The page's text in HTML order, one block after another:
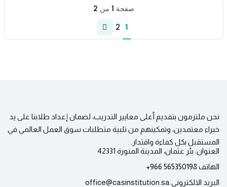
صفحة 1 من 2
1
2
نحن ملتزمون بتقديم أعلى معايير التدريب، لضمان إعداد طلابنا على يد
خبراء معتمدين، وتمكينهم من تلبية متطلبات سوق العمل العالمي في
المستقبل بكل كفاءة واقتدار.
العنوان: بئر عثمان، المدينة المنورة 42331
الهاتف 565350198 966+
البريد الالكتروني